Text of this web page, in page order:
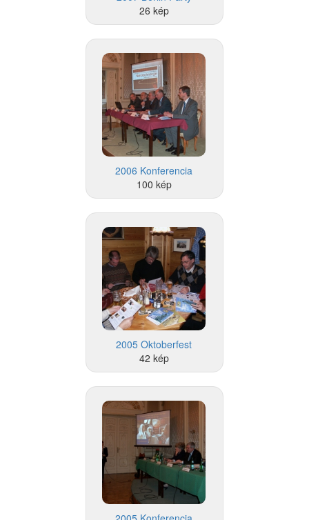
26 kép
2006 Konferencia
100 kép
2005 Oktoberfest
42 kép